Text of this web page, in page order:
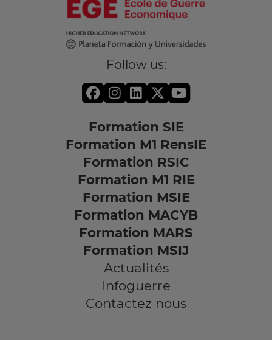
Follow us:
Formation SIE
Formation M1 RensIE
Formation RSIC
Formation M1 RIE
Formation MSIE
Formation MACYB
Formation MARS
Formation MSIJ
Actualités
Infoguerre
Contactez nous